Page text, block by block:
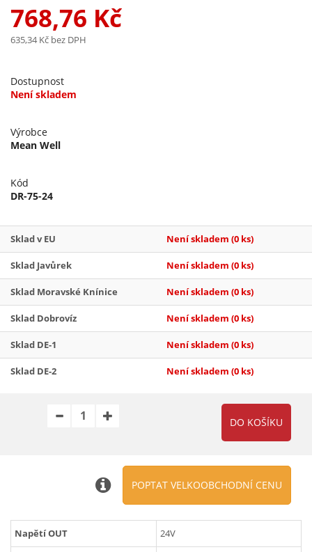
768,76 Kč
635,34 Kč bez DPH
Dostupnost
Není skladem
Výrobce
Mean Well
Kód
DR-75-24
Sklad v EU Není skladem (0 ks)
Sklad Javůrek Není skladem (0 ks)
Sklad Moravské Knínice Není skladem (0 ks)
Sklad Dobrovíz Není skladem (0 ks)
Sklad DE-1 Není skladem (0 ks)
Sklad DE-2 Není skladem (0 ks)
POPTAT VELKOOBCHODNÍ CENU
Napětí OUT 24V